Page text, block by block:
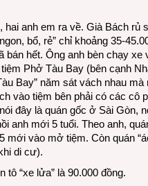
anh em ra về. Già Bách rủ
bổ, rẻ” chỉ khoảng 35-
hết. Ông anh bèn chạy xe
Phở Tàu Bay (bên cạnh
Bay” năm sát vách nhau
vào tiệm bên phải có các cô
đây là quán gốc ở Sài Gòn,
anh mới 5 tuổi. Theo anh,
mới vào mở tiệm. Còn quán
di cư).
“xe lửa” là 90.000 đồng.